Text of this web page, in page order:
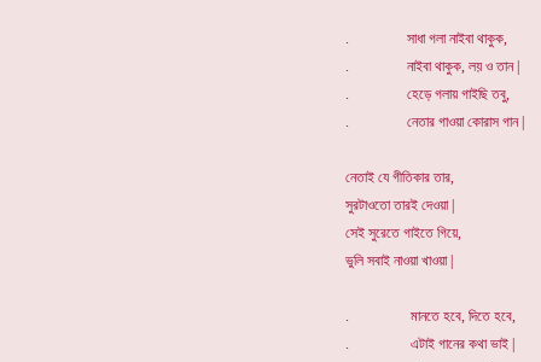
. সাধা গলা নাইবা থাকুক,
. নাইবা থাকুক, লয় ও তান |
. হেড়ে গলায় গাইছি তবু,
. নেতার গাওয়া কোরাস গান |
নেতাই যে গীতিকার তার,
সুরটাওতো তারই দেওয়া |
সেই সুরেতে গাইতে গিয়ে,
ভুলি সবাই নাওয়া খাওয়া |
. মানতে হবে, দিতে হবে,
. এটাই গানের কথা ভাই |